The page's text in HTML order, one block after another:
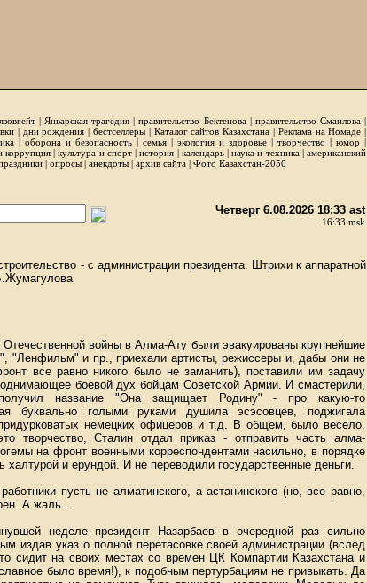
| Январская трагедия |правительство Бектенова| правительство Смаилова|
| дни рождения | бестселлеры| Каталог сайтов Казахстана | Реклама на Номаде |
| оборона и безопасность | семья | экология и здоровье | творчество | юмор |
коррупция|культура и спорт|история | календарь|наука и техника|американский
| опросы | анекдоты | архив сайта | Фото Казахстан-2050
Четверг 6.08.2026 18:33 ast
16:33 msk
- с администрации президента. Штрихи к аппаратной
войны в Алма-Ату были эвакуированы крупнейшие
"Ленфильм" и пр., приехали артисты, режиссеры и, дабы они не
все равно никого было не заманить), поставили им задачу
боевой дух бойцам Советской Армии. И смастерили,
название "Она защищает Родину" - про какую-то
буквально голыми руками душила эсэсовцев, поджигала
немецких офицеров и т.д. В общем, было весело,
творчество, Сталин отдал приказ - отправить часть алма-
на фронт военными корреспондентами насильно, в порядке
халтурой и ерундой. И не переводили государственные деньги.
пусть не алматинского, а астанинского (но, все равно,
А жаль…
неделе президент Назарбаев в очередной раз сильно
издав указ о полной перетасовке своей администрации (вслед
сидит на своих местах со времен ЦК Компартии Казахстана и
было время!), к подобным пертурбациям не привыкать. Да